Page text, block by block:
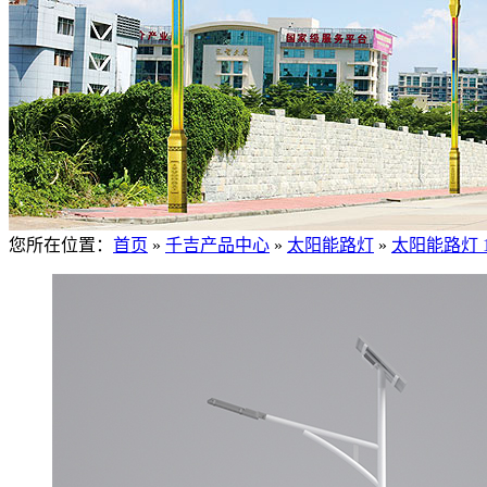
您所在位置： 首页 » 千吉产品中心 » 太阳能路灯 » 太阳能路灯